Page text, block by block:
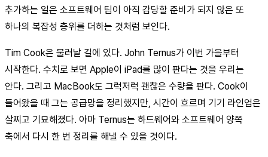
추가하는 일은 소프트웨어 팀이 아직 감당할 준비가 되지 않은 또
하나의 복잡성 층위를 더하는 것처럼 보인다.
Tim Cook은 물러날 길에 있다. John Ternus가 이번 가을부터
시작한다. 수치로 보면 Apple이 iPad를 많이 판다는 것을 우리는
안다. 그리고 MacBook도 그럭저럭 괜찮은 수량을 판다. Cook이
들어왔을 때 그는 공급망을 정리했지만, 시간이 흐르며 기기 라인업은
살찌고 기묘해졌다. 아마 Ternus는 하드웨어와 소프트웨어 양쪽
축에서 다시 한 번 정리를 해낼 수 있을 것이다.